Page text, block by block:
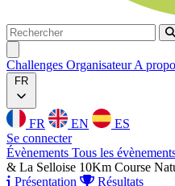
Rechercher
Challenges OrganisateurA
FR
FR EN
ES
Se connecter
Évènements Tous les
& La Selloise 10Km Course
Présentation
Résultats